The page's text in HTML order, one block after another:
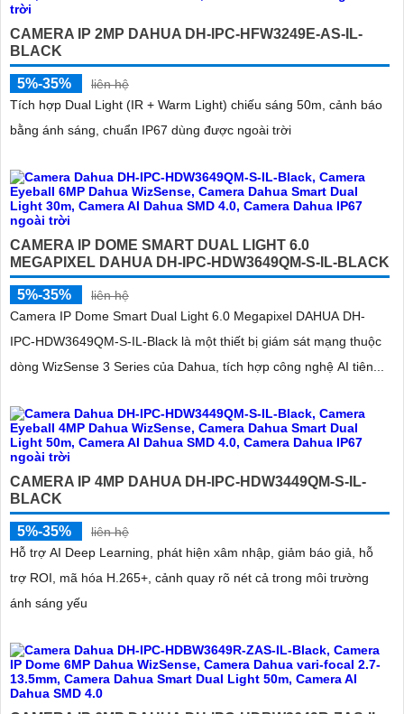
CAMERA IP 2MP DAHUA DH-IPC-HFW3249E-AS-IL-
BLACK
5%-35%
liên hệ
Tích hợp Dual Light (IR + Warm Light) chiếu sáng 50m, cảnh báo
bằng ánh sáng, chuẩn IP67 dùng được ngoài trời
CAMERA IP DOME SMART DUAL LIGHT 6.0
MEGAPIXEL DAHUA DH-IPC-HDW3649QM-S-IL-BLACK
5%-35%
liên hệ
Camera IP Dome Smart Dual Light 6.0 Megapixel DAHUA DH-
IPC-HDW3649QM-S-IL-Black là một thiết bị giám sát mạng thuộc
dòng WizSense 3 Series của Dahua, tích hợp công nghệ AI tiên...
CAMERA IP 4MP DAHUA DH-IPC-HDW3449QM-S-IL-
BLACK
5%-35%
liên hệ
Hỗ trợ AI Deep Learning, phát hiện xâm nhập, giảm báo giả, hỗ
trợ ROI, mã hóa H.265+, cảnh quay rõ nét cả trong môi trường
ánh sáng yếu